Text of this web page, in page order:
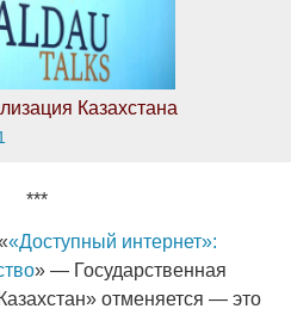
Казахстана
***
«Доступный интернет»:
» — Государственная
отменяется — это